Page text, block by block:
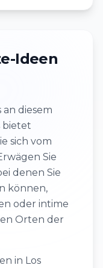
Ideen
an diesem
bietet
sich vom
Sie
denen Sie
können,
oder intime
Orten der
in Los